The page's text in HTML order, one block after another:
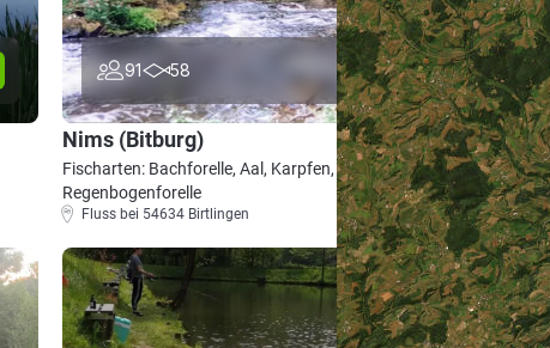
91 58 4.6
Nims (Bitburg)
Fischarten: Bachforelle, Aal, Karpfen, Gründling,
Regenbogenforelle
Fluss bei 54634 Birtlingen